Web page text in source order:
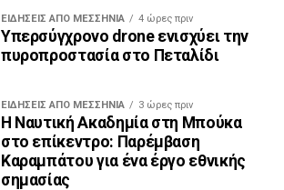
ΕΙΔΉΣΕΙΣ ΑΠΟ ΜΕΣΣΗΝΊΑ 4 ώρες πριν
Υπερσύγχρονο drone ενισχύει την
πυροπροστασία στο Πεταλίδι
ΕΙΔΉΣΕΙΣ ΑΠΟ ΜΕΣΣΗΝΊΑ 3 ώρες πριν
Η Ναυτική Ακαδημία στη Μπούκα
στο επίκεντρο: Παρέμβαση
Καραμπάτου για ένα έργο εθνικής
σημασίας